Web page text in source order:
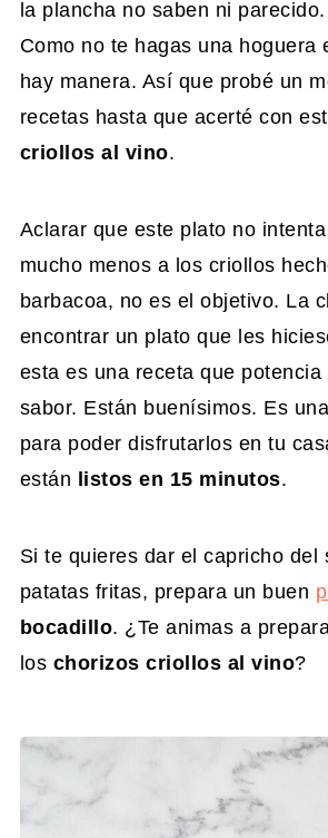
la plancha no saben ni
Como no te hagas una hoguera
hay manera. Así que probé un
recetas hasta que acerté con
criollos al vino.
Aclarar que este plato no
mucho menos a los criollos
barbacoa, no es el objetivo. La
encontrar un plato que les
esta es una receta que potencia
sabor. Están buenísimos. Es
para poder disfrutarlos en tu
están
listos en 15 minutos.
Si te quieres dar el capricho del
patatas fritas, prepara un buen
bocadillo. ¿Te animas a
los chorizos criollos al vino?